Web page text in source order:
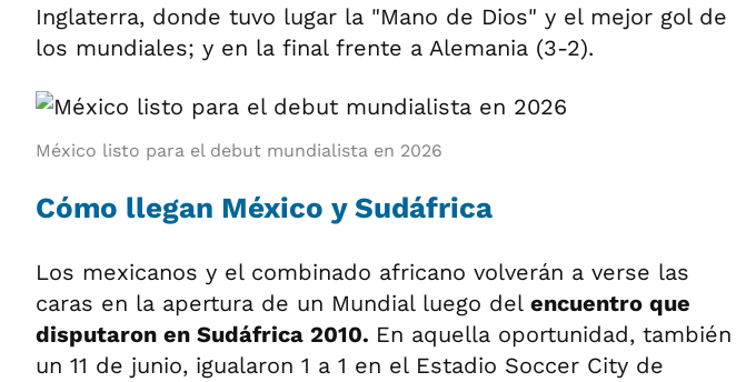
Inglaterra, donde tuvo lugar la "Mano de Dios" y el mejor gol de
los mundiales; y en la final frente a Alemania (3-2).
México listo para el debut mundialista en 2026
Cómo llegan México y Sudáfrica
Los mexicanos y el combinado africano volverán a verse las
caras en la apertura de un Mundial luego del encuentro que
disputaron en Sudáfrica 2010. En aquella oportunidad, también
un 11 de junio, igualaron 1 a 1 en el Estadio Soccer City de